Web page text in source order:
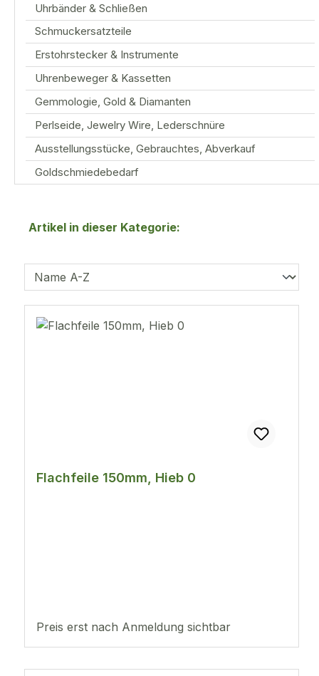
Uhrbänder & Schließen
Schmuckersatzteile
Erstohrstecker & Instrumente
Uhrenbeweger & Kassetten
Gemmologie, Gold & Diamanten
Perlseide, Jewelry Wire, Lederschnüre
Ausstellungsstücke, Gebrauchtes, Abverkauf
Goldschmiedebedarf
Artikel in dieser Kategorie:
Flachfeile 150mm, Hieb 0
Preis erst nach Anmeldung sichtbar